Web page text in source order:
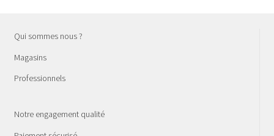
Qui sommes nous ?
Magasins
Professionnels
Notre engagement qualité